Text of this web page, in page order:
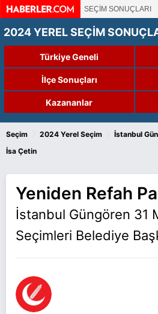
SEÇİM SONUÇLARI
2024 YEREL SEÇİM
Türkiye Geneli
İlçe Sonuçları
Kazananlar
Seçim 2024 Yerel Seçim İstanbul
İsa Çetin
Yeniden Refah
İstanbul Güngören 31
Seçimleri Belediye